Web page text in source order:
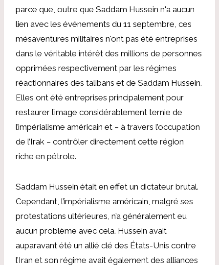
parce que, outre que Saddam Hussein n'a aucun
lien avec les événements du 11 septembre, ces
mésaventures militaires n'ont pas été entreprises
dans le véritable intérêt des millions de personnes
opprimées respectivement par les régimes
réactionnaires des talibans et de Saddam Hussein.
Elles ont été entreprises principalement pour
restaurer l’image considérablement ternie de
l’impérialisme américain et – à travers l’occupation
de l’Irak – contrôler directement cette région
riche en pétrole.
Saddam Hussein était en effet un dictateur brutal.
Cependant, l’impérialisme américain, malgré ses
protestations ultérieures, n’a généralement eu
aucun problème avec cela. Hussein avait
auparavant été un allié clé des États-Unis contre
l’Iran et son régime avait également des alliances